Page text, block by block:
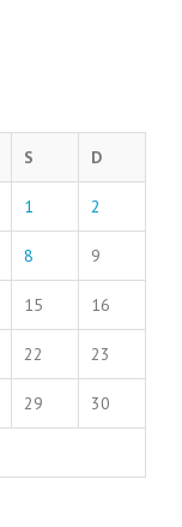
S D
1 2
8 9
15 16
22 23
29 30